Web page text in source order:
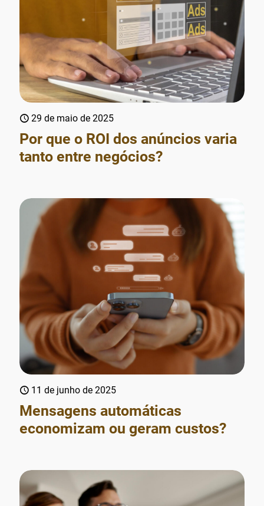
29 de maio de 2025
Por que o ROI dos anúncios varia
tanto entre negócios?
11 de junho de 2025
Mensagens automáticas
economizam ou geram custos?